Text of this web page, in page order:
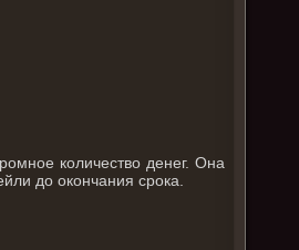
количество денег. Она
до окончания срока.